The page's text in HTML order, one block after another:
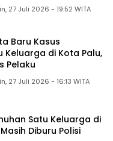
Senin, 27 Juli 2026 - 19:52 WITA
Baru Kasus
Keluarga di Kota Palu,
Pelaku
Senin, 27 Juli 2026 - 16:13 WITA
Satu Keluarga di
Diburu Polisi